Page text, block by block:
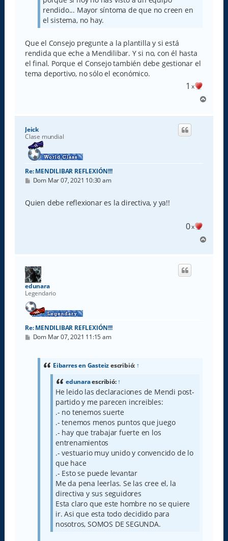
rendido... Mayor síntoma de que no creen en
el sistema, no hay.
Que el Consejo pregunte a la plantilla y si está
rendida que eche a Mendilibar. Y si no, con él hasta
el final. Porque el Consejo también debe gestionar el
tema deportivo, no sólo el económico.
1 x
r
Jeick
Clase mundial
Re: MENDILIBAR REFLEXIÓN!!!
M
s
a
Dom Mar 07, 2021 10:30 am
Quien debe reflexionar es la directiva, y ya!!
0x
r
edunara
Legendario
Re: MENDILIBAR REFLEXIÓN!!!
M
Dom Mar 07, 2021 11:15 am
Eibarres en Gasteizescribió: ↑
edunaraescribió:↑
He leido las declaraciones de Mendi post-
partido y me parecen increibles:
.- no tenemos suerte
.- tenemos menos puntos que juego
.- hay que trabajar fuerte en los
entrenamientos
.- vestuario muy unido y convencido de lo
que hace
.- Esto se puede levantar
Me da pena leerlas. Se las cree el, la
directiva y sus seguidores
Esta claro que este hombre no se quiere
ir. Asi que esta todo decidido para
nosotros, SOMOS DE SEGUNDA.